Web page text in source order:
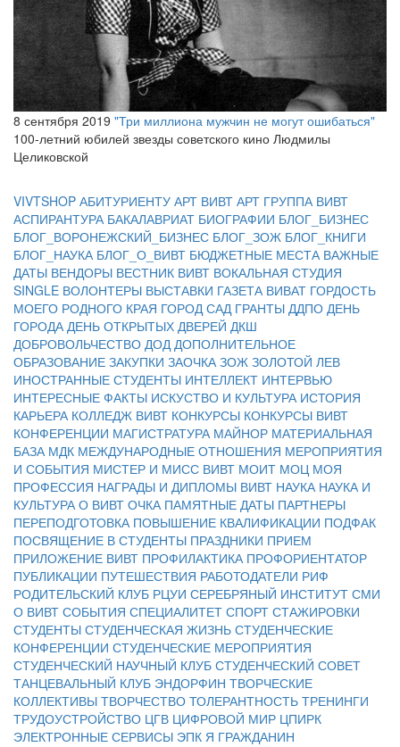
8 сентября 2019 "Три миллиона мужчин не могут ошибаться"
100-летний юбилей звезды советского кино Людмилы
Целиковской
VIVTSHOP АБИТУРИЕНТУ АРТ ВИВТ АРТ ГРУППА ВИВТ
АСПИРАНТУРА БАКАЛАВРИАТ БИОГРАФИИ БЛОГ_БИЗНЕС
БЛОГ_ВОРОНЕЖСКИЙ_БИЗНЕС БЛОГ_ЗОЖ БЛОГ_КНИГИ
БЛОГ_НАУКА БЛОГ_О_ВИВТ БЮДЖЕТНЫЕ МЕСТА ВАЖНЫЕ
ДАТЫ ВЕНДОРЫ ВЕСТНИК ВИВТ ВОКАЛЬНАЯ СТУДИЯ
SINGLE ВОЛОНТЕРЫ ВЫСТАВКИ ГАЗЕТА ВИВАТ ГОРДОСТЬ
МОЕГО РОДНОГО КРАЯ ГОРОД САД ГРАНТЫ ДДПО ДЕНЬ
ГОРОДАДЕНЬ ОТКРЫТЫХ ДВЕРЕЙ ДКШ
ДОБРОВОЛЬЧЕСТВО ДОДДОПОЛНИТЕЛЬНОЕ
ОБРАЗОВАНИЕ ЗАКУПКИ ЗАОЧКАЗОЖ ЗОЛОТОЙ ЛЕВ
ИНОСТРАННЫЕ СТУДЕНТЫ ИНТЕЛЛЕКТ ИНТЕРВЬЮ
ИНТЕРЕСНЫЕ ФАКТЫ ИСКУСТВО И КУЛЬТУРА ИСТОРИЯ
КАРЬЕРА КОЛЛЕДЖ ВИВТ КОНКУРСЫ КОНКУРСЫ ВИВТ
КОНФЕРЕНЦИИ МАГИСТРАТУРА МАЙНОР МАТЕРИАЛЬНАЯ
БАЗА МДК МЕЖДУНАРОДНЫЕ ОТНОШЕНИЯ МЕРОПРИЯТИЯ
И СОБЫТИЯ МИСТЕР И МИСС ВИВТ МОИТ МОЦ МОЯ
ПРОФЕССИЯ НАГРАДЫ И ДИПЛОМЫ ВИВТ НАУКА НАУКА И
КУЛЬТУРАО ВИВТ ОЧКА ПАМЯТНЫЕ ДАТЫ ПАРТНЕРЫ
ПЕРЕПОДГОТОВКА ПОВЫШЕНИЕ КВАЛИФИКАЦИИ ПОДФАК
ПОСВЯЩЕНИЕ В СТУДЕНТЫ ПРАЗДНИКИ ПРИЕМ
ПРИЛОЖЕНИЕ ВИВТ ПРОФИЛАКТИКА ПРОФОРИЕНТАТОР
ПУБЛИКАЦИИ ПУТЕШЕСТВИЯ РАБОТОДАТЕЛИ РИФ
РОДИТЕЛЬСКИЙ КЛУБ РЦУИ СЕРЕБРЯНЫЙ ИНСТИТУТ СМИ
О ВИВТ СОБЫТИЯ СПЕЦИАЛИТЕТ СПОРТ СТАЖИРОВКИ
СТУДЕНТЫ СТУДЕНЧЕСКАЯ ЖИЗНЬ СТУДЕНЧЕСКИЕ
КОНФЕРЕНЦИИ СТУДЕНЧЕСКИЕ МЕРОПРИЯТИЯ
СТУДЕНЧЕСКИЙ НАУЧНЫЙ КЛУБ СТУДЕНЧЕСКИЙ СОВЕТ
ТАНЦЕВАЛЬНЫЙ КЛУБ ЭНДОРФИН ТВОРЧЕСКИЕ
КОЛЛЕКТИВЫ ТВОРЧЕСТВО ТОЛЕРАНТНОСТЬ ТРЕНИНГИ
ТРУДОУСТРОЙСТВО ЦГВ ЦИФРОВОЙ МИР ЦПИРК
ЭЛЕКТРОННЫЕ СЕРВИСЫ ЭПК Я ГРАЖДАНИН